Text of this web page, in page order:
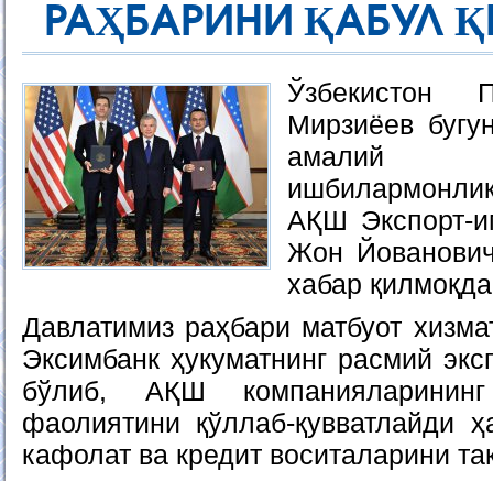
РАҲБАРИНИ ҚАБУЛ
Ўзбекистон
Мирзиёев
амалий
АҚШ Экспорт-
Жон
хабар
Давлатимиз раҳбари матбуот
Эксимбанк ҳукуматнинг расмий
бўлиб, АҚШ
фаолиятини қўллаб-қувватлайди
кафолат ва кредит воситаларини